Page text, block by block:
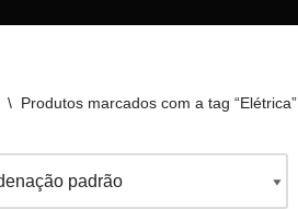
\ Produtos marcados com a tag “Elétrica”